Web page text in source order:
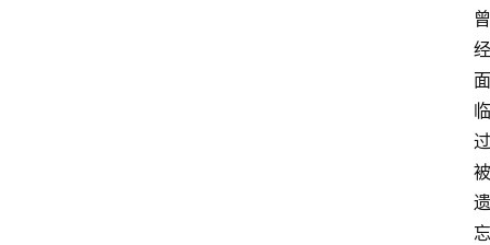
曾
经
面
临
过
被
遗
忘